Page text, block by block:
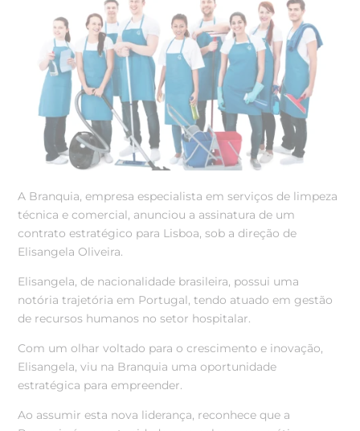
A Branquia, empresa especialista em serviços de limpeza
técnica e comercial, anunciou a assinatura de um
contrato estratégico para Lisboa, sob a direção de
Elisangela Oliveira.
Elisangela, de nacionalidade brasileira, possui uma
notória trajetória em Portugal, tendo atuado em gestão
de recursos humanos no setor hospitalar.
Com um olhar voltado para o crescimento e inovação,
Elisangela, viu na Branquia uma oportunidade
estratégica para empreender.
Ao assumir esta nova liderança, reconhece que a